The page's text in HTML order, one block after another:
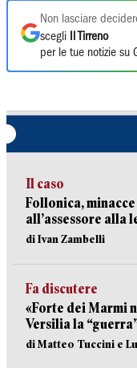
Non lasciare
scegli
Il Tirreno
per le tue notizie su
Il caso
Follonica,
all’assessore alla
di Ivan Zambelli
Fa discutere
«Forte dei Marmi
Versilia la
di Matteo Tuccini e